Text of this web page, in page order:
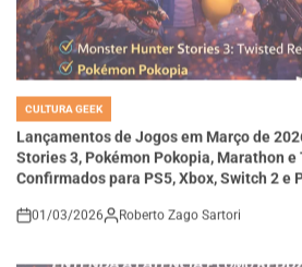
POSTED
IN
CULTURA GEEK
Lançamentos de Jogos em Março de
Stories 3, Pokémon Pokopia, Marathon e
Confirmados para PS5, Xbox, Switch 2 e
01/03/2026 Roberto Zago Sartori